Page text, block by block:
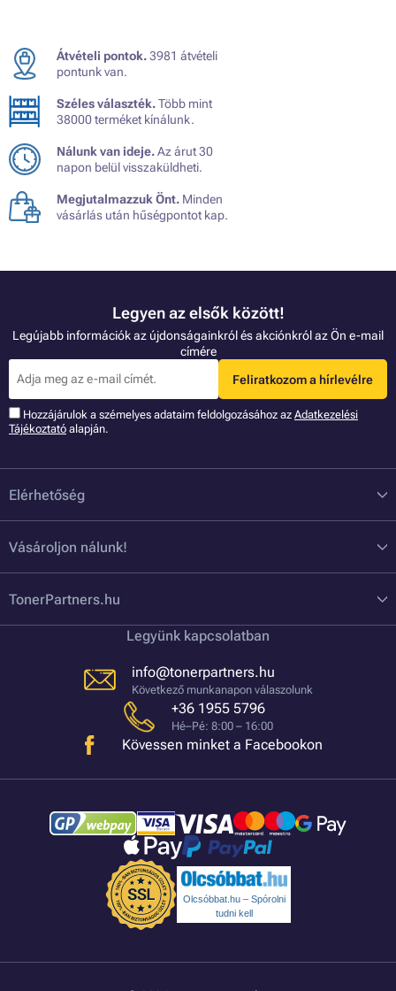
Átvételi pontok.3981 átvételi
pontunk van.
Széles választék.Több mint
38000 terméket kínálunk.
Nálunk van ideje.Az árut 30
napon belül visszaküldheti.
Megjutalmazzuk Önt. Minden
vásárlás után hűségpontot kap.
Legyen az elsők között!
Legújabb információk az újdonságainkról és akciónkról az Ön e-mail
címére
Feliratkozom a hírlevélre
Hozzájárulok a szémelyes adataim feldolgozásához az Adatkezelési
Tájékoztató alapján.
Elérhetőség
Vásároljon nálunk!
TonerPartners.hu
Legyünk kapcsolatban
info@tonerpartners.hu
Következő munkanapon válaszolunk
+36 1955 5796
Hé–Pé: 8:00 – 16:00
Kövessen minket a Facebookon
Olcsóbbat.hu – Spórolni
tudni kell